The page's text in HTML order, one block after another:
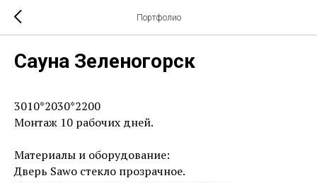
Портфолио
Сауна Зеленогорск
3010*2030*2200
Монтаж 10 рабочих дней.
Материалы и оборудование:
Дверь Sawo стекло прозрачное.